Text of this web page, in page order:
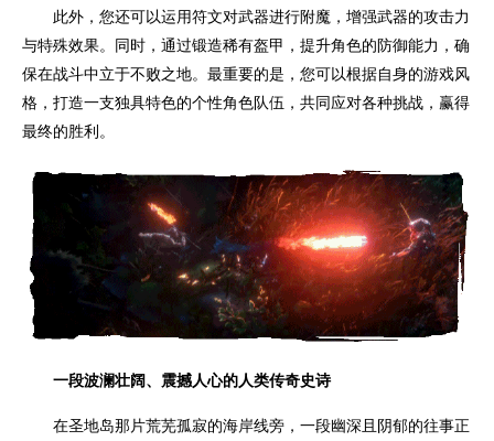
此外，您还可以运用符文对武器进行附魔，增强武器的攻击力
与特殊效果。同时，通过锻造稀有盔甲，提升角色的防御能力，确
保在战斗中立于不败之地。最重要的是，您可以根据自身的游戏风
格，打造一支独具特色的个性角色队伍，共同应对各种挑战，赢得
最终的胜利。
一段波澜壮阔、震撼人心的人类传奇史诗
在圣地岛那片荒芜孤寂的海岸线旁，一段幽深且阴郁的往事正